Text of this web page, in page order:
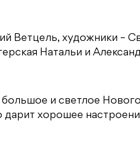
Ветцель, художники –
Натальи и
большое и светлое
дарит хорошее